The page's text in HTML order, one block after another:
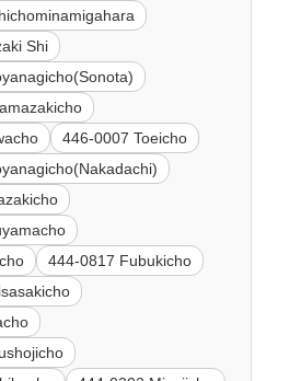
Shi
446-0007 Toeicho
444-0817 Fubukicho